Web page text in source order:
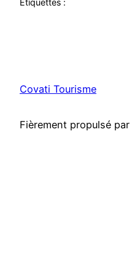
Covati Tourisme
Fièrement propulsé par